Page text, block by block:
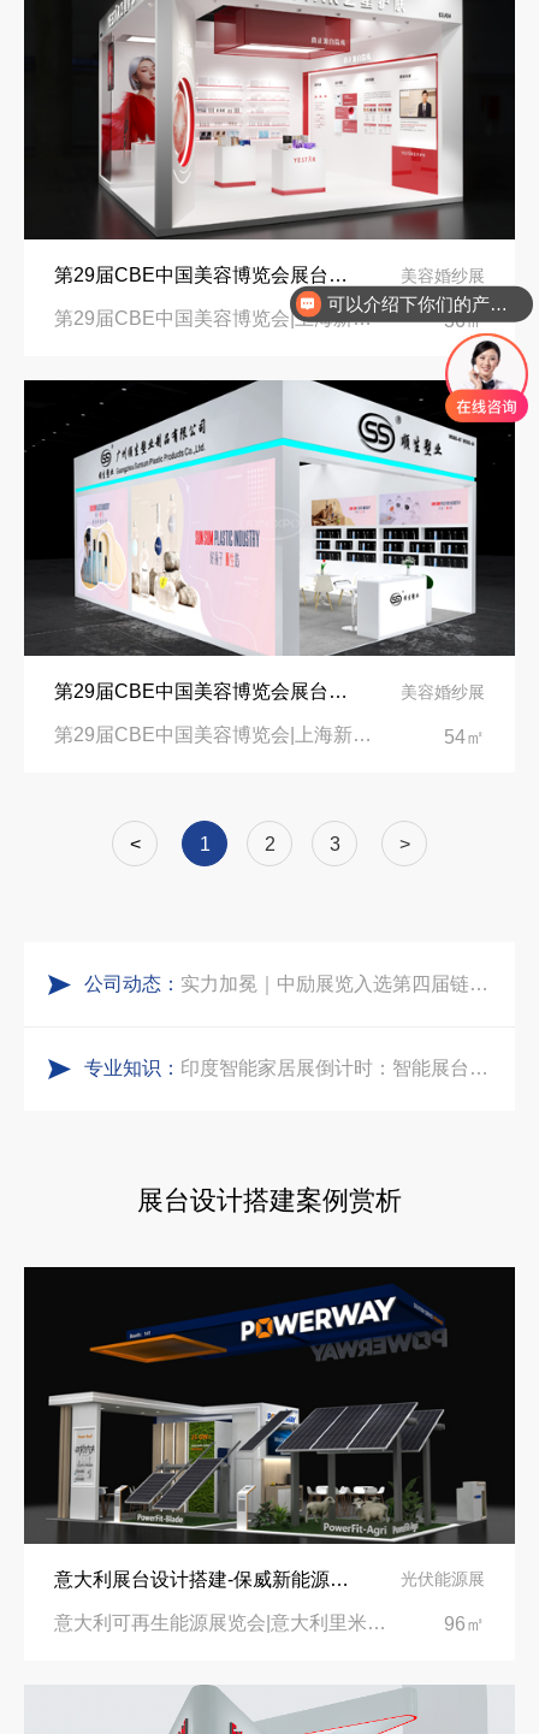
第29届CBE中国美容博览会展台设计搭建-医美标杆品牌“艺星护肤” 美容婚纱展
第29届CBE中国美容博览会|上海新国际博览中心 36㎡
第29届CBE中国美容博览会展台设计搭建-国家级高新技术企业“顺生塑业” 美容婚纱展
第29届CBE中国美容博览会|上海新国际博览中心 54㎡
< 1 2 3 >
公司动态：
再获殊荣！中励展览荣获世界制药原料中国展可持续金奖
看得见的品质：人民网对中励展览的采访报道
实力获誉｜新加坡电信致信致谢，中励展览圆满交付2026 MWC项目
粽情端午，展梦申城
实力加冕｜中励展览入选第四届链博会推荐搭建施工服务商名录
再获殊荣！中励展览荣获世界制药原料中国展可持续金奖
专业知识：
东南亚厨房用品展简约风展台设计：高转化落地实战指南
拓展新市场：不得不学的境外展览会参展指南
公司国外参展总结报告参考模板范文
乌兹别克斯坦展会搭建服务厂家怎么选？避开行业乱象，实地工厂服务商才是参展标配
合肥全球云计算展大数据展台互动区怎么落地？避开行业通病，用互动体验抓住专业观展决策者
沙特阿拉伯跨境氢能展全流程展台验收现场｜避坑验收指南
印度智能家居展倒计时：智能展台设计区的3个致命陷阱与破局公式
展台设计搭建案例赏析
意大利展台设计搭建-保威新能源在意大利里米尼会展中心推出最新产品-中励展览设计策划公司 光伏能源展
意大利可再生能源展览会|意大利里米尼会展中心 96㎡
可以介绍下你们的产品么